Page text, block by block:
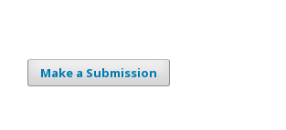
Make a Submission